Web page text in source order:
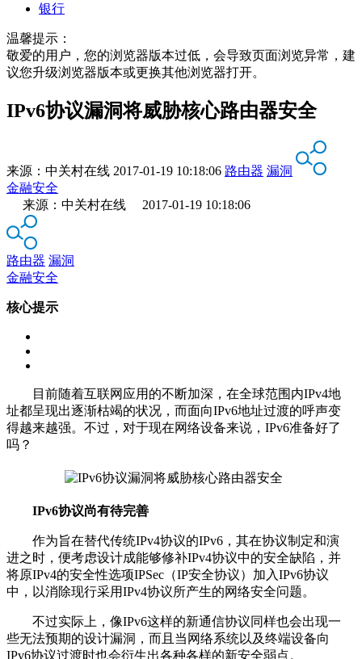
银行
温馨提示：
敬爱的用户，您的浏览器版本过低，会导致页面浏览异常，建
议您升级浏览器版本或更换其他浏览器打开。
IPv6协议漏洞将威胁核心路由器安全
来源： 中关村在线 2017-01-19 10:18:06 路由器 漏洞
金融安全
来源：中关村在线 2017-01-19 10:18:06
路由器 漏洞
金融安全
核心提示
目前随着互联网应用的不断加深，在全球范围内IPv4地
址都呈现出逐渐枯竭的状况，而面向IPv6地址过渡的呼声变
得越来越强。不过，对于现在网络设备来说，IPv6准备好了
吗？
IPv6协议尚有待完善
作为旨在替代传统IPv4协议的IPv6，其在协议制定和演
进之时，便考虑设计成能够修补IPv4协议中的安全缺陷，并
将原IPv4的安全性选项IPSec（IP安全协议）加入IPv6协议
中，以消除现行采用IPv4协议所产生的网络安全问题。
不过实际上，像IPv6这样的新通信协议同样也会出现一
些无法预期的设计漏洞，而且当网络系统以及终端设备向
IPv6协议过渡时也会衍生出各种各样的新安全弱点。